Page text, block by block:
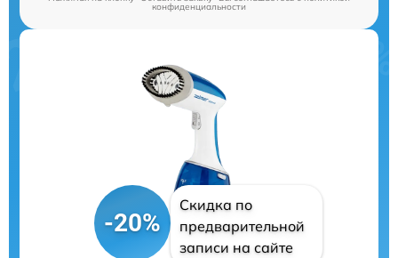
конфиденциальности
-20%
Скидка по
предварительной
записи на сайте